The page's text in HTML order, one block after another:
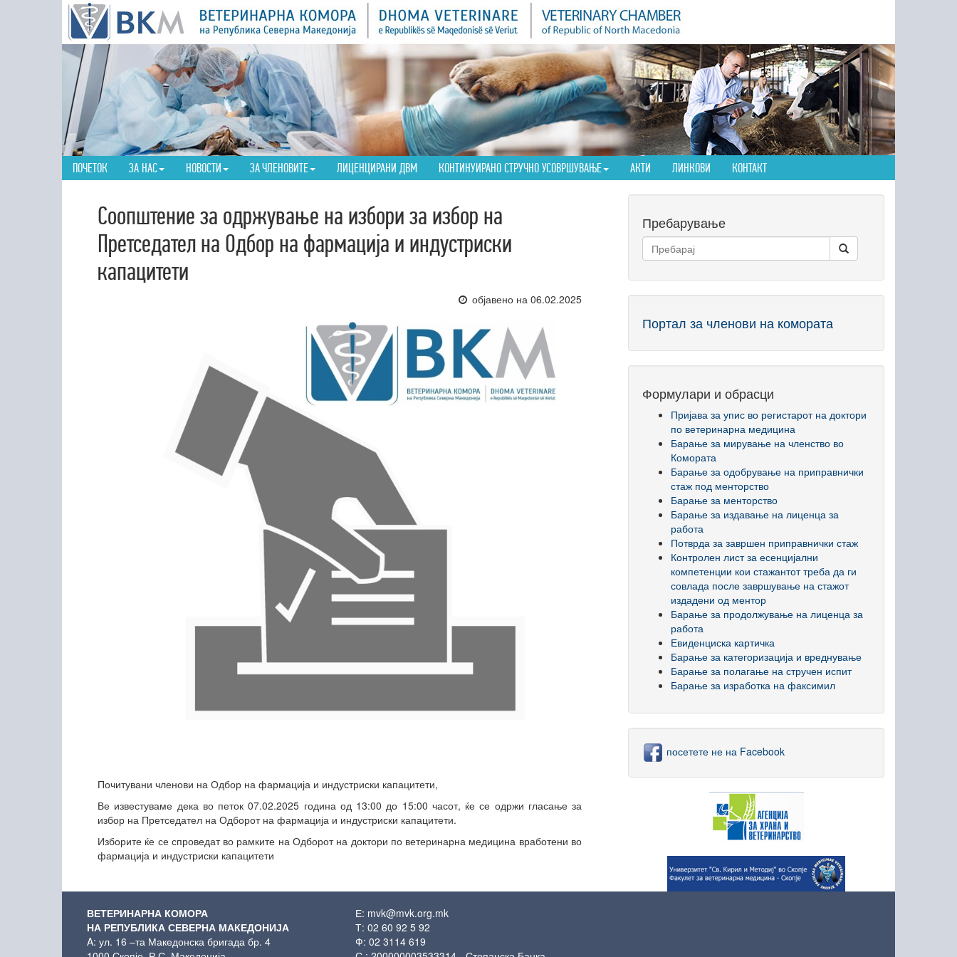
ПОЧЕТОК ЗА НАС НОВОСТИ ЗА ЧЛЕНОВИТЕ ЛИЦЕНЦИРАНИ ДВМ КОНТИНУИРАНО СТРУЧНО УСОВРШУВАЊЕ АКТИ ЛИНКОВИ КОНТАКТ
Соопштение за одржување на избори за избор на
Претседател на Одбор на фармација и индустриски
капацитети
објавено на 06.02.2025
Почитувани членови на Одбор на фармација и индустриски капацитети,
Ве известуваме дека во петок 07.02.2025 година од 13:00 до 15:00 часот, ќе се одржи гласање за
избор на Претседател на Одборот на фармација и индустриски капацитети.
Изборите ќе се спроведат во рамките на Одборот на доктори по ветеринарна медицина вработени во
фармација и индустриски капацитети
Пребарување
Портал за членови на комората
Формулари и обрасци
Пријава за упис во регистарот на доктори
по ветеринарна медицина
Барање за мирување на членство во
Комората
Барање за одобрување на приправнички
стаж под менторство
Барање за менторство
Барање за издавање на лиценца за
работа
Потврда за завршен приправнички стаж
Контролен лист за есенцијални
компетенции кои стажантот треба да ги
совлада после завршување на стажот
издадени од ментор
Барање за продолжување на лиценца за
работа
Евиденциска картичка
Барање за категоризација и вреднување
Барање за полагање на стручен испит
Барање за изработка на факсимил
посетете не на Facebook
ВЕТЕРИНАРНА КОМОРА
НА РЕПУБЛИКА СЕВЕРНА МАКЕДОНИЈА
A: ул. 16 –та Македонска бригада бр. 4
Е: mvk@mvk.org.mk
Т: 02 60 92 5 92
Ф: 02 3114 619